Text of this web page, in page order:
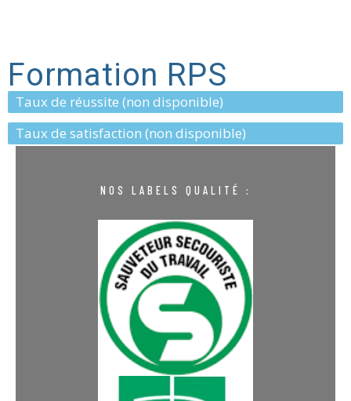
Formation RPS
Taux de réussite (non disponible)
Taux de satisfaction (non disponible)
NOS LABELS QUALITÉ :